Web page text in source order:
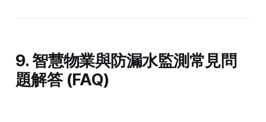
9. 智慧物業與防漏水監測常見問
題解答 (FAQ)